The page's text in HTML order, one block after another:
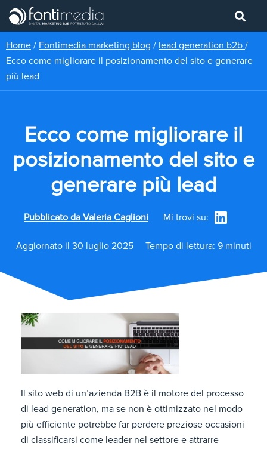
Home / Fontimedia marketing blog / lead generation b2b /
Ecco come migliorare il posizionamento del sito e generare
più lead
Ecco come migliorare il
posizionamento del sito e
generare più lead
Pubblicato da Valeria Caglioni Mi trovi su:
Aggiornato il 30 luglio 2025 Tempo di lettura: 9 minuti
Il sito web di un’azienda B2B è il motore del processo
di lead generation, ma se non è ottimizzato nel modo
più efficiente potrebbe far perdere preziose occasioni
di classificarsi come leader nel settore e attrarre